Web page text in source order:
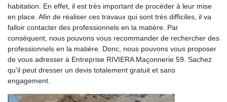
habitation. En effet, il est très important de procéder à leur mise
en place. Afin de réaliser ces travaux qui sont très difficiles, il va
falloir contacter des professionnels en la matière. Par
conséquent, nous pouvons vous recommander de rechercher des
professionnels en la matière. Donc, nous pouvons vous proposer
de vous adresser à Entreprise RIVIERA Maçonnerie 59. Sachez
qu'il peut dresser un devis totalement gratuit et sans
engagement.